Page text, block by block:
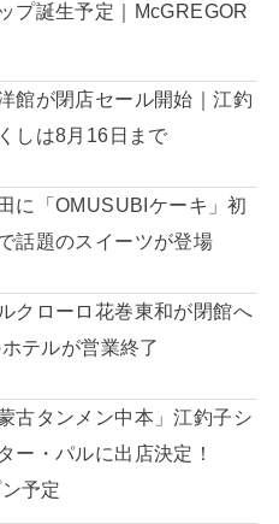
プ誕生予定｜McGREGOR
館が閉店セール開始｜江釣
しは8月16日まで
に「OMUSUBIケーキ」初
話題のスイーツが登場
クローロ花巻東和が閉館へ
テルが営業終了
古タンメン中本」江釣子シ
ー・パルに出店決定！
予定